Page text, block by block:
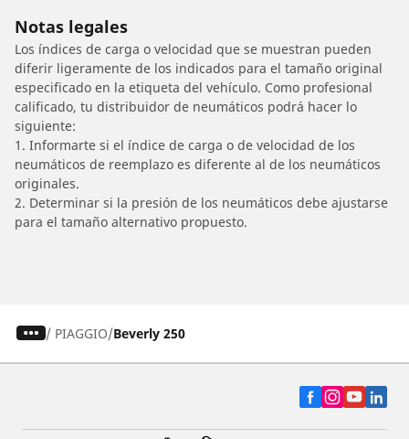
Notas legales
Los índices de carga o velocidad que se muestran pueden
diferir ligeramente de los indicados para el tamaño original
especificado en la etiqueta del vehículo. Como profesional
calificado, tu distribuidor de neumáticos podrá hacer lo
siguiente:
1. Informarte si el índice de carga o de velocidad de los
neumáticos de reemplazo es diferente al de los neumáticos
originales.
2. Determinar si la presión de los neumáticos debe ajustarse
para el tamaño alternativo propuesto.
/ PIAGGIO Beverly 250